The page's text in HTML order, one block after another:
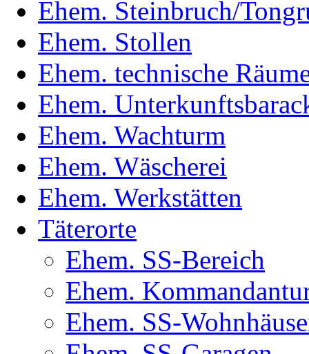
Ehem. Steinbruch/
Ehem. Stollen
Ehem. technische
Ehem.
Ehem. Wachturm
Ehem. Wäscherei
Ehem. Werkstätten
Täterorte
Ehem. SS-Bereich
Ehem.
Ehem. SS-